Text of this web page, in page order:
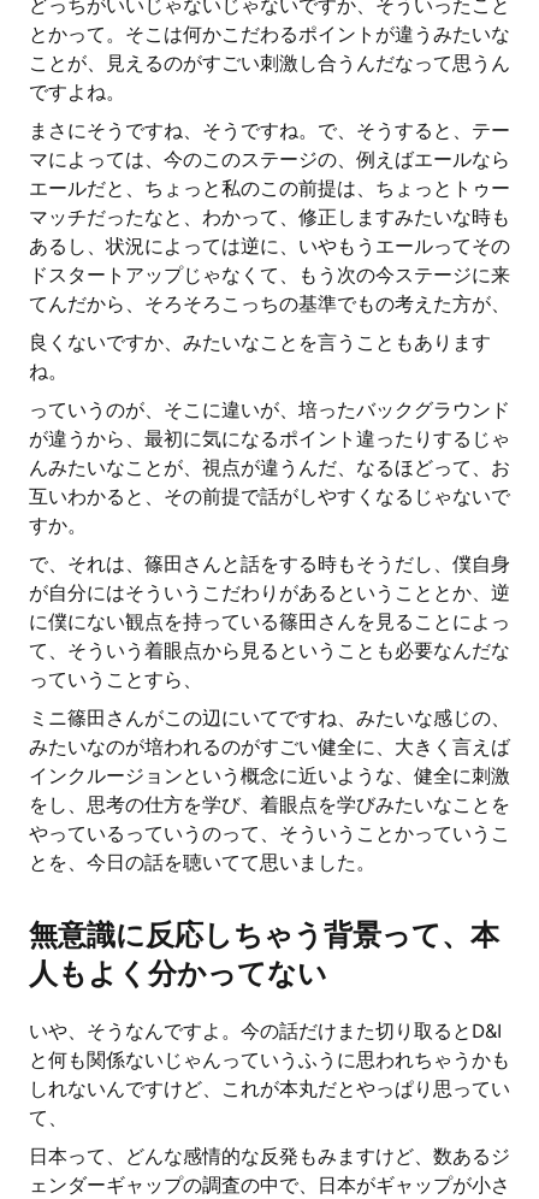
どっちがいいじゃないじゃないですか、そういったこと
とかって。そこは何かこだわるポイントが違うみたいな
ことが、見えるのがすごい刺激し合うんだなって思うん
ですよね。
まさにそうですね、そうですね。で、そうすると、テー
マによっては、今のこのステージの、例えばエールなら
エールだと、ちょっと私のこの前提は、ちょっとトゥー
マッチだったなと、わかって、修正しますみたいな時も
あるし、状況によっては逆に、いやもうエールってその
ドスタートアップじゃなくて、もう次の今ステージに来
てんだから、そろそろこっちの基準でもの考えた方が、
良くないですか、みたいなことを言うこともあります
ね。
っていうのが、そこに違いが、培ったバックグラウンド
が違うから、最初に気になるポイント違ったりするじゃ
んみたいなことが、視点が違うんだ、なるほどって、お
互いわかると、その前提で話がしやすくなるじゃないで
すか。
で、それは、篠田さんと話をする時もそうだし、僕自身
が自分にはそういうこだわりがあるということとか、逆
に僕にない観点を持っている篠田さんを見ることによっ
て、そういう着眼点から見るということも必要なんだな
っていうことすら、
ミニ篠田さんがこの辺にいてですね、みたいな感じの、
みたいなのが培われるのがすごい健全に、大きく言えば
インクルージョンという概念に近いような、健全に刺激
をし、思考の仕方を学び、着眼点を学びみたいなことを
やっているっていうのって、そういうことかっていうこ
とを、今日の話を聴いてて思いました。
無意識に反応しちゃう背景って、本
人もよく分かってない
いや、そうなんですよ。今の話だけまた切り取るとD&I
と何も関係ないじゃんっていうふうに思われちゃうかも
しれないんですけど、これが本丸だとやっぱり思ってい
て、
日本って、どんな感情的な反発もみますけど、数あるジ
ェンダーギャップの調査の中で、日本がギャップが小さ